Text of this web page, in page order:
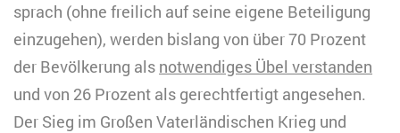
sprach (ohne freilich auf seine eigene Beteiligung
einzugehen), werden bislang von über 70 Prozent
der Bevölkerung als notwendiges Übel verstanden
und von 26 Prozent als gerechtfertigt angesehen.
Der Sieg im Großen Vaterländischen Krieg und